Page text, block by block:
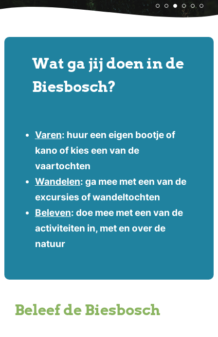
Wat ga jij doen in de
Biesbosch?
Varen: huur een eigen bootje of
kano of kies een van de
vaartochten
Wandelen: ga mee met een van de
excursies of wandeltochten
Beleven: doe mee met een van de
activiteiten in, met en over de
natuur
Beleef de Biesbosch